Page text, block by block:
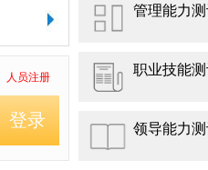
人员注册
登录
管理能力
职业技能
领导能力